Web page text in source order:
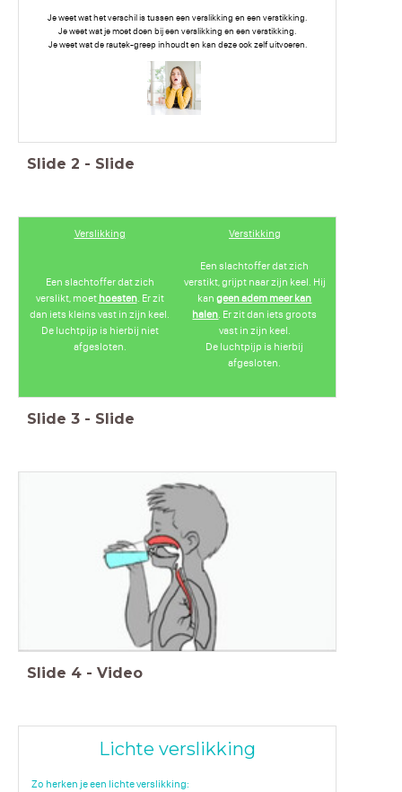
Je weet wat het verschil is tussen een verslikking en een verstikking.
Je weet wat je moet doen bij een verslikking en een verstikking.
Je weet wat de rautek-greep inhoudt en kan deze ook zelf uitvoeren.
Slide 2 - Slide
Verslikking
Een slachtoffer dat zich
verslikt, moet hoesten. Er zit
dan iets kleins vast in zijn keel.
De luchtpijp is hierbij niet
afgesloten.
Verstikking
Een slachtoffer dat zich
verstikt, grijpt naar zijn keel. Hij
kangeen adem meer kan
halen. Er zit dan iets groots
vast in zijn keel.
De luchtpijp is hierbij
afgesloten.
Slide 3 - Slide
Slide 4 - Video
Lichte verslikking
Zo herken je een lichte verslikking: